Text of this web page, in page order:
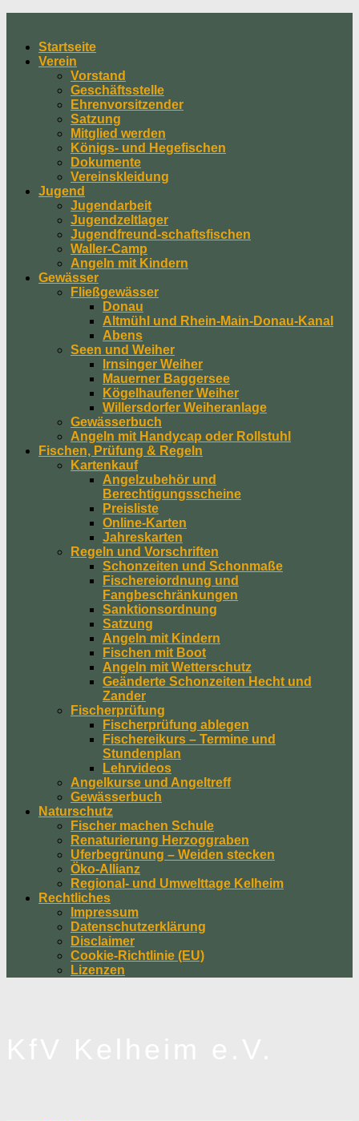
contentStartseite
Verein
Vorstand
Geschäftsstelle
Ehrenvorsitzender
Satzung
Mitglied werden
Königs- und Hegefischen
Dokumente
Vereinskleidung
Jugend
Jugendarbeit
Jugendzeltlager
Jugendfreund-schaftsfischen
Waller-Camp
Angeln mit Kindern
Gewässer
Fließgewässer
Donau
Altmühl und Rhein-Main-Donau-Kanal
Abens
Seen und Weiher
Irnsinger Weiher
Mauerner Baggersee
Kögelhaufener Weiher
Willersdorfer Weiheranlage
Gewässerbuch
Angeln mit Handycap oder Rollstuhl
Fischen, Prüfung & Regeln
Kartenkauf
Angelzubehör und
Berechtigungsscheine
Preisliste
Online-Karten
Jahreskarten
Regeln und Vorschriften
Schonzeiten und Schonmaße
Fischereiordnung und
Fangbeschränkungen
Sanktionsordnung
Satzung
Angeln mit Kindern
Fischen mit Boot
Angeln mit Wetterschutz
Geänderte Schonzeiten Hecht und
Zander
Fischerprüfung
Fischerprüfung ablegen
Fischereikurs – Termine und
Stundenplan
Lehrvideos
Angelkurse und Angeltreff
Gewässerbuch
Naturschutz
Fischer machen Schule
Renaturierung Herzoggraben
Uferbegrünung – Weiden stecken
Öko-Allianz
Regional- und Umwelttage Kelheim
Rechtliches
Impressum
Datenschutzerklärung
Disclaimer
Cookie-Richtlinie (EU)
Lizenzen